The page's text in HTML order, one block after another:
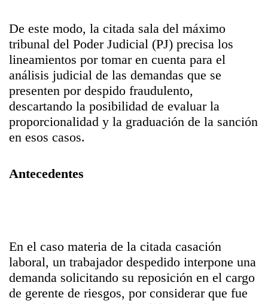
De este modo, la citada sala del máximo
tribunal del Poder Judicial (PJ) precisa los
lineamientos por tomar en cuenta para el
análisis judicial de las demandas que se
presenten por despido fraudulento,
descartando la posibilidad de evaluar la
proporcionalidad y la graduación de la sanción
en esos casos.
Antecedentes
En el caso materia de la citada casación
laboral, un trabajador despedido interpone una
demanda solicitando su reposición en el cargo
de gerente de riesgos, por considerar que fue